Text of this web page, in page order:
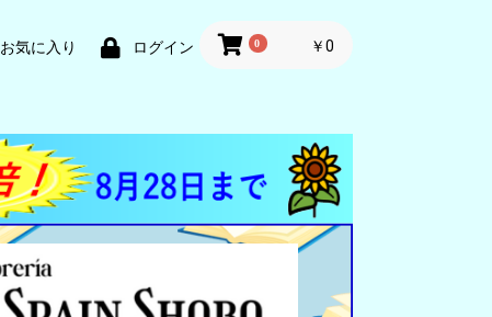
お気に入り ログイン 0 ￥0